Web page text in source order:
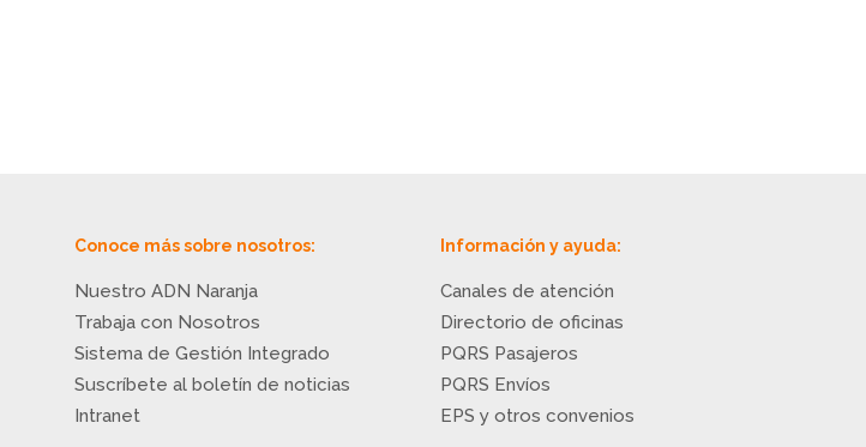
Conoce más sobre nosotros:
Nuestro ADN Naranja
Trabaja con Nosotros
Sistema de Gestión Integrado
Suscríbete al boletín de noticias
Intranet
Información y ayuda:
Canales de atención
Directorio de oficinas
PQRS Pasajeros
PQRS Envíos
EPS y otros convenios